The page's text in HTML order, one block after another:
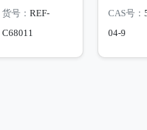
货号： REF-
C68011
CAS号：
04-9